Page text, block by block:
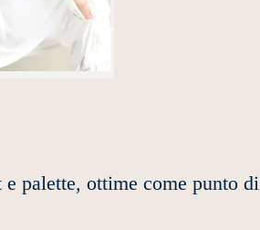
palette, ottime come punto di